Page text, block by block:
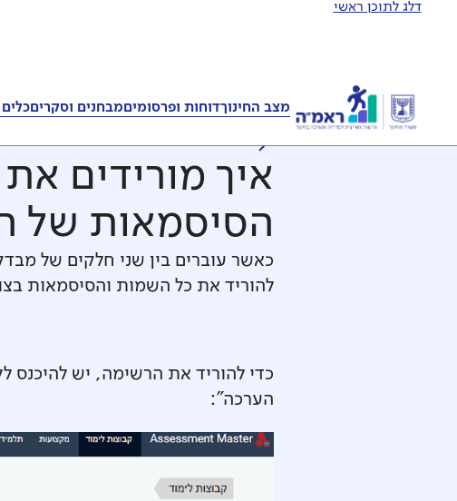
דלג לתוכן ראשי
מצב החינוךדוחות ופרסומיםמבחנים וסקריםכלים
איך מורידים
הסיסמאות של
‍כאשר עוברים בין שני חלקים של
להוריד את כל השמות והסיסמאות
כדי להוריד את הרשימה, יש להיכנס
הערכה":